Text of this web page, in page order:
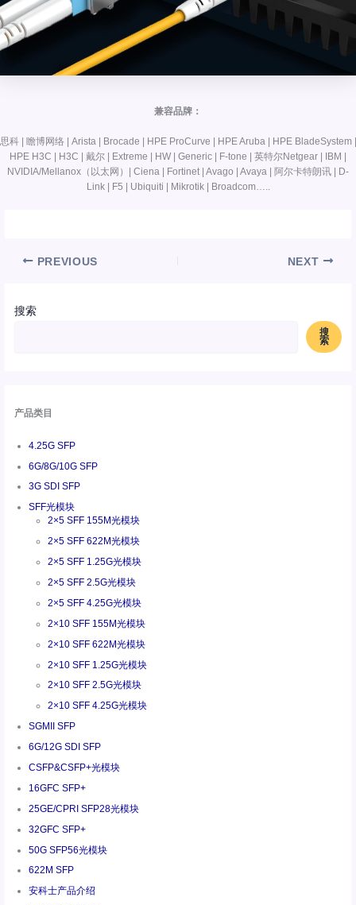
搜索
搜
索
产品类目
4.25G SFP
6G/8G/10G SFP
3G SDI SFP
SFF光模块
2×5 SFF 155M光模块
2×5 SFF 622M光模块
2×5 SFF 1.25G光模块
2×5 SFF 2.5G光模块
2×5 SFF 4.25G光模块
2×10 SFF 155M光模块
2×10 SFF 622M光模块
2×10 SFF 1.25G光模块
2×10 SFF 2.5G光模块
2×10 SFF 4.25G光模块
SGMII SFP
6G/12G SDI SFP
CSFP&CSFP+光模块
16GFC SFP+
25GE/CPRI SFP28光模块
32GFC SFP+
50G SFP56光模块
622M SFP
安科士产品介绍
兼容品牌：
思科 | 瞻博网络 | Arista | Brocade | HPE ProCurve | HPE Aruba | HPE BladeSystem |
HPE H3C | H3C | 戴尔 | Extreme | HW | Generic | F-tone | 英特尔Netgear | IBM |
NVIDIA/Mellanox（以太网）| Ciena | Fortinet | Avago | Avaya | 阿尔卡特朗讯 | D-
Link | F5 | Ubiquiti | Mikrotik | Broadcom…..
PREVIOUS NEXT